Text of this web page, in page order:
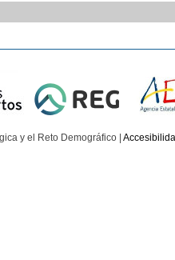
y el Reto Demográfico |